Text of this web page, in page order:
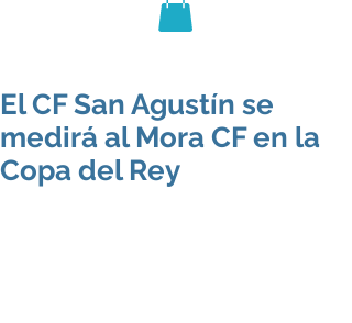
El CF San Agustín se
medirá al Mora CF en la
Copa del Rey